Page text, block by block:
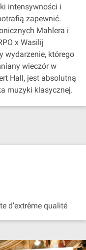
intensywności i
zapewnić.
Mahlera i
x Wasilij
wydarzenie, którego
wieczór w
Hall, jest absolutną
muzyki klasycznej.
d’extrême qualité